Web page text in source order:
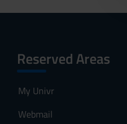
Reserved Areas
My Univr
Webmail